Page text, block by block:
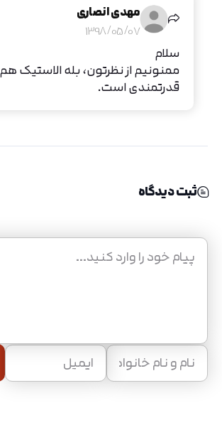
مهدی انصاری
1398/05/07
سلام
ممنونیم از نظرتون، بله
قدرتمندی است.
ثبت دیدگاه